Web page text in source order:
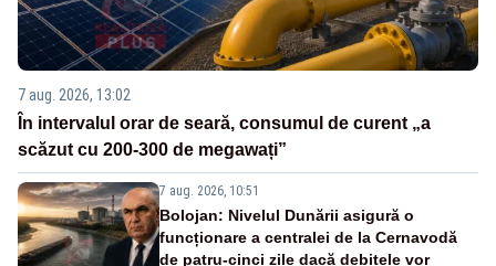
7 aug. 2026, 13:02
În intervalul orar de seară, consumul de curent „a
scăzut cu 200-300 de megawați”
7 aug. 2026, 10:51
Bolojan: Nivelul Dunării asigură o
funcționare a centralei de la Cernavodă
de patru-cinci zile dacă debitele vor